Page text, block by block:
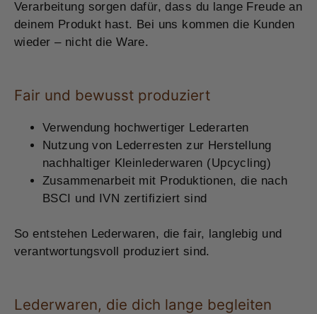
Verarbeitung sorgen dafür, dass du lange Freude an
deinem Produkt hast. Bei uns kommen die Kunden
wieder – nicht die Ware.
Fair und bewusst produziert
Verwendung hochwertiger Lederarten
Nutzung von Lederresten zur Herstellung
nachhaltiger Kleinlederwaren (Upcycling)
Zusammenarbeit mit Produktionen, die nach
BSCI und IVN zertifiziert sind
So entstehen Lederwaren, die fair, langlebig und
verantwortungsvoll produziert sind.
Lederwaren, die dich lange begleiten